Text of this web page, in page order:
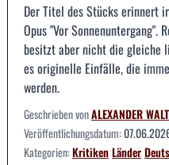
Der Titel des Stücks erinnert
Opus "Vor Sonnenuntergang".
besitzt aber nicht die gleiche
es originelle Einfälle, die
werden.
Geschrieben vonALEXANDER
Veröffentlichungsdatum:
Kategorien:KritikenLänder